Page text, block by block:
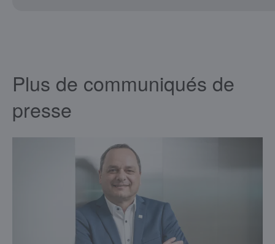
Plus de communiqués de
presse